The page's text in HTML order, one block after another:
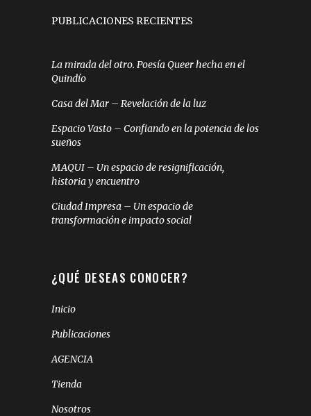
PUBLICACIONES RECIENTES
La mirada del otro. Poesía Queer hecha en el
Quindío
Casa del Mar – Revelación de la luz
Espacio Vasto – Confiando en la potencia de los
sueños
MAQUI – Un espacio de resignificación,
historia y encuentro
Ciudad Impresa – Un espacio de
transformación e impacto social
¿QUÉ DESEAS CONOCER?
Inicio
Publicaciones
AGENCIA
Tienda
Nosotros